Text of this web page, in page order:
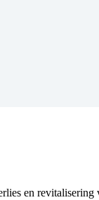
en revitalisering